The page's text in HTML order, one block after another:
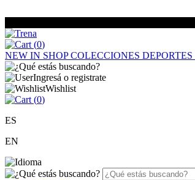
(0)
NEW IN SHOPCOLECCIONES DEPORTES
Ingresá o registrate
Wishlist
(0)
ES
EN